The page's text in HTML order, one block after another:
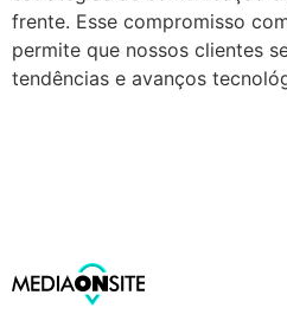
frente. Esse compromisso
permite que nossos clientes
tendências e avanços